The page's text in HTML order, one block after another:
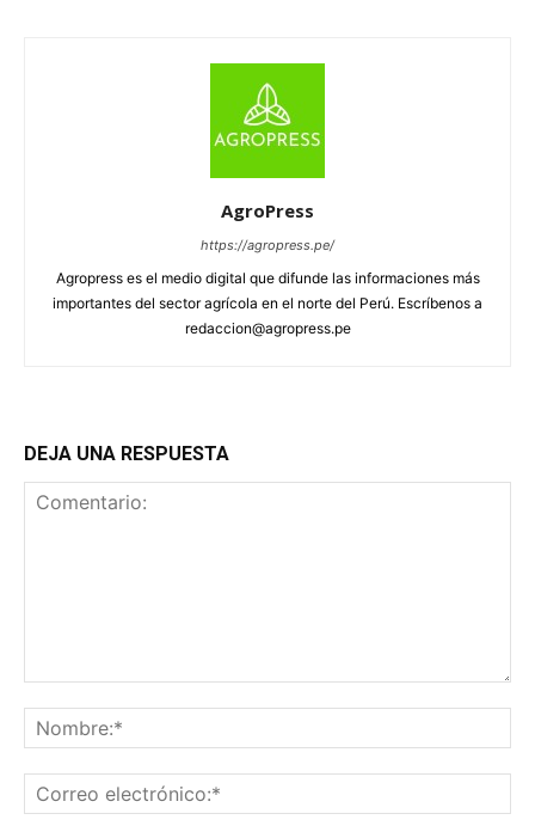
AgroPress
https://agropress.pe/
Agropress es el medio digital que difunde las informaciones más
importantes del sector agrícola en el norte del Perú. Escríbenos a
redaccion@agropress.pe
DEJA UNA RESPUESTA